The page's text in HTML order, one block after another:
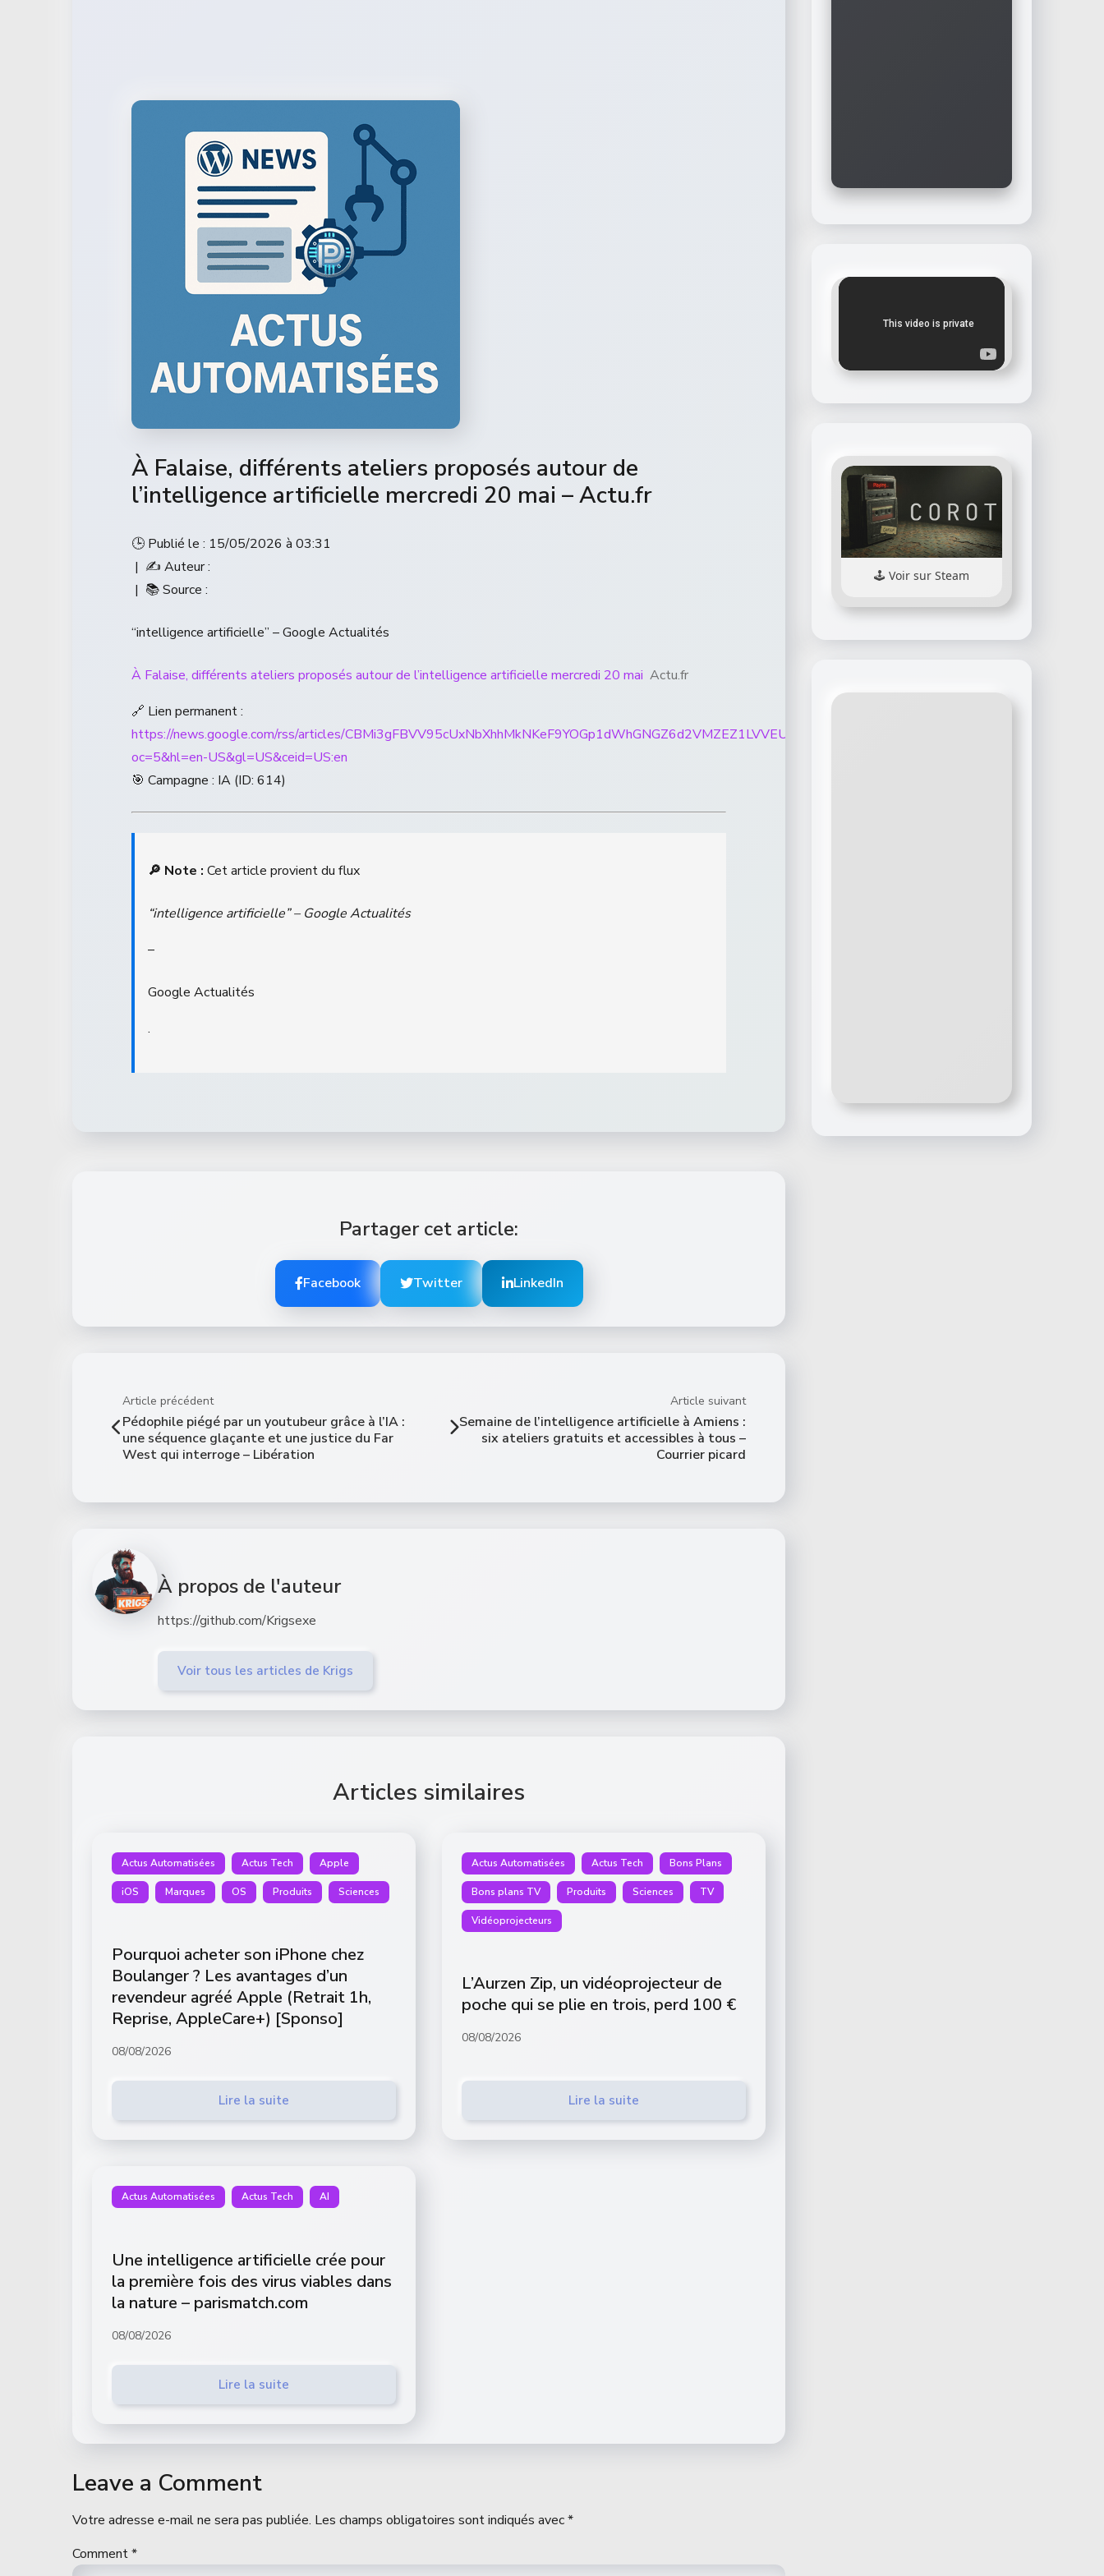
À Falaise, différents ateliers proposés autour de
l’intelligence artificielle mercredi 20 mai – Actu.fr
🕒 Publié le : 15/05/2026 à 03:31
| ✍️ Auteur :
| 📚 Source :
“intelligence artificielle” – Google Actualités
À Falaise, différents ateliers proposés autour de l’intelligence artificielle mercredi 20 mai Actu.fr
🔗 Lien permanent :
https://news.google.com/rss/articles/
oc=5&hl=en-US&gl=US&ceid=US:en
🎯 Campagne : IA (ID: 614)
🔎 Note : Cet article provient du flux
“intelligence artificielle” – Google Actualités
–
Google Actualités
.
Partager cet article:
Facebook Twitter LinkedIn
Article précédent
Pédophile piégé par un youtubeur grâce à l’IA :
une séquence glaçante et une justice du Far
West qui interroge – Libération
Article suivant
Semaine de l’intelligence artificielle à Amiens :
six ateliers gratuits et accessibles à tous –
Courrier picard
À propos de l'auteur
https://github.com/Krigsexe
Voir tous les articles de Krigs
Articles similaires
Actus Automatisées Actus Tech Apple
iOS Marques OS Produits Sciences
Pourquoi acheter son iPhone chez
Boulanger ? Les avantages d’un
revendeur agréé Apple (Retrait 1h,
Reprise, AppleCare+) [Sponso]
08/08/2026
Lire la suite
Actus Automatisées Actus Tech Bons Plans
Bons plans TV Produits Sciences TV
Vidéoprojecteurs
L’Aurzen Zip, un vidéoprojecteur de
poche qui se plie en trois, perd 100 €
08/08/2026
Lire la suite
Actus Automatisées Actus Tech AI
Une intelligence artificielle crée pour
la première fois des virus viables dans
la nature – parismatch.com
08/08/2026
Lire la suite
Leave a Comment
Votre adresse e-mail ne sera pas publiée. Les champs obligatoires sont indiqués avec*
Comment*
Voir sur Steam